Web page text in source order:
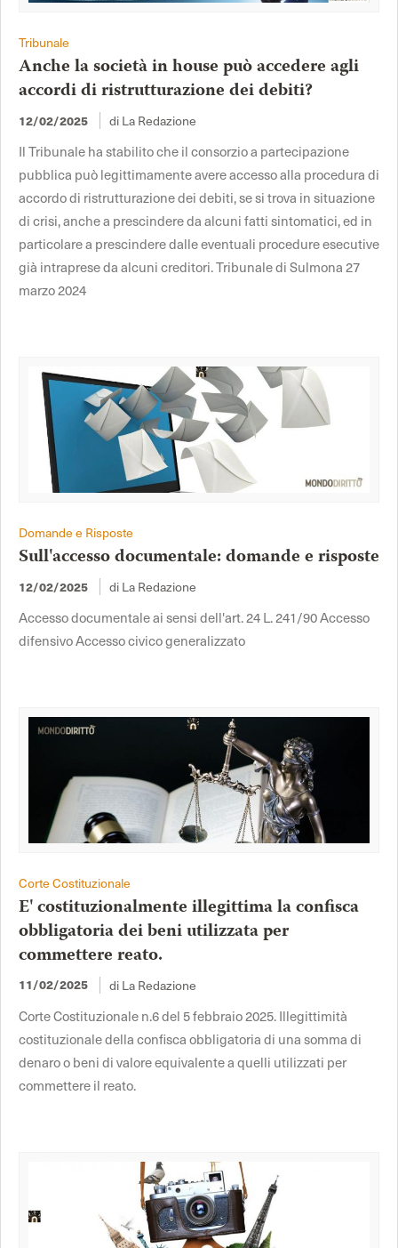
Tribunale
Anche la società in house può accedere agli
accordi di ristrutturazione dei debiti?
12/02/2025 di La Redazione
Il Tribunale ha stabilito che il consorzio a partecipazione
pubblica può legittimamente avere accesso alla procedura di
accordo di ristrutturazione dei debiti, se si trova in situazione
di crisi, anche a prescindere da alcuni fatti sintomatici, ed in
particolare a prescindere dalle eventuali procedure esecutive
già intraprese da alcuni creditori. Tribunale di Sulmona 27
marzo 2024
Domande e Risposte
Sull'accesso documentale: domande e risposte
12/02/2025 di La Redazione
Accesso documentale ai sensi dell'art. 24 L. 241/90 Accesso
difensivo Accesso civico generalizzato
Corte Costituzionale
E' costituzionalmente illegittima la confisca
obbligatoria dei beni utilizzata per
commettere reato.
11/02/2025 di La Redazione
Corte Costituzionale n.6 del 5 febbraio 2025. Illegittimità
costituzionale della confisca obbligatoria di una somma di
denaro o beni di valore equivalente a quelli utilizzati per
commettere il reato.